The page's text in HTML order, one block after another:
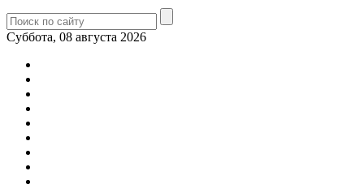
Суббота, 08 августа 2026